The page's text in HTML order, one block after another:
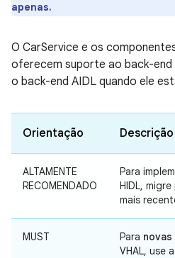
apenas.
O CarService e os
oferecem suporte ao back-end
o back-end AIDL quando ele
Orientação Descrição
ALTAMENTE
RECOMENDADO
Para
HIDL,
mais
MUST Para novas
VHAL, use